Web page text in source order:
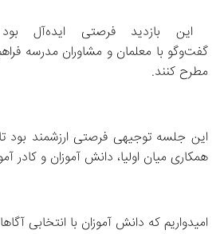
مطرح کنند.
همکاری میان اولیا، دانش‌ آموزان و کادر آموزشی یکی از مهم‌ ترین عوامل موفقیت تحصیلی است و این نشست گامی مهم در جهت این تعامل سازنده بود.
امیدواریم که دانش‌ آموزان با انتخابی آگاهانه و همراهی والدین، مسیر تحصیلی موفق و روشنی را در مجتمع فرهنگی آموزشی علامه طباطبایی آغاز کنند.